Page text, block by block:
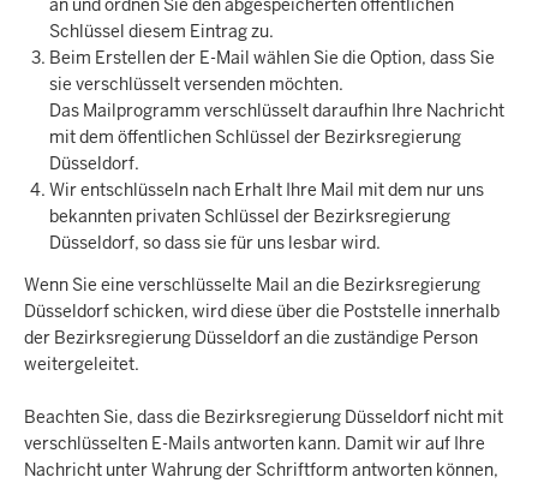
an und ordnen Sie den abgespeicherten öffentlichen
Schlüssel diesem Eintrag zu.
Beim Erstellen der E-Mail wählen Sie die Option, dass Sie
sie verschlüsselt versenden möchten.
Das Mailprogramm verschlüsselt daraufhin Ihre Nachricht
mit dem öffentlichen Schlüssel der Bezirksregierung
Düsseldorf.
Wir entschlüsseln nach Erhalt Ihre Mail mit dem nur uns
bekannten privaten Schlüssel der Bezirksregierung
Düsseldorf, so dass sie für uns lesbar wird.
Wenn Sie eine verschlüsselte Mail an die Bezirksregierung
Düsseldorf schicken, wird diese über die Poststelle innerhalb
der Bezirksregierung Düsseldorf an die zuständige Person
weitergeleitet.
Beachten Sie, dass die Bezirksregierung Düsseldorf nicht mit
verschlüsselten E-Mails antworten kann. Damit wir auf Ihre
Nachricht unter Wahrung der Schriftform antworten können,